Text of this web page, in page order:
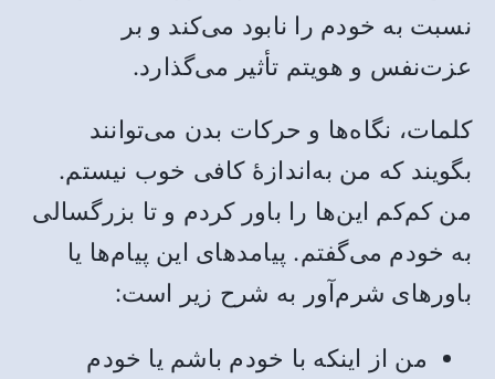
نسبت به خودم را نابود می‌کند و بر
عزت‌نفس و هویتم تأثیر می‌گذارد.
کلمات، نگاه‌ها و حرکات بدن می‌توانند
بگویند که من به‌اندازۀ کافی خوب نیستم.
من کم‌کم این‌ها را باور کردم و تا بزرگسالی
به خودم می‌گفتم. پیامدهای این پیام‌ها یا
باورهای شرم‌آور به شرح زیر است:
من از اینکه با خودم باشم یا خودم